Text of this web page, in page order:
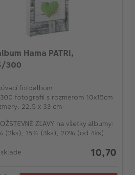
Hama PATRI,
300
fotoalbum
fotografií s rozmerom 10x15cm
22,5 x 33 cm
ZĽAVY na všetky albumy:
(2ks), 15% (3ks), 20% (od 4ks)
10,70